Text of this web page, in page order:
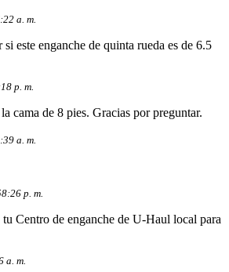
a. m.
este enganche de quinta rueda es de 6.5
p. m.
cama de 8 pies. Gracias por preguntar.
a. m.
p. m.
Centro de enganche de U-Haul local para
a. m.